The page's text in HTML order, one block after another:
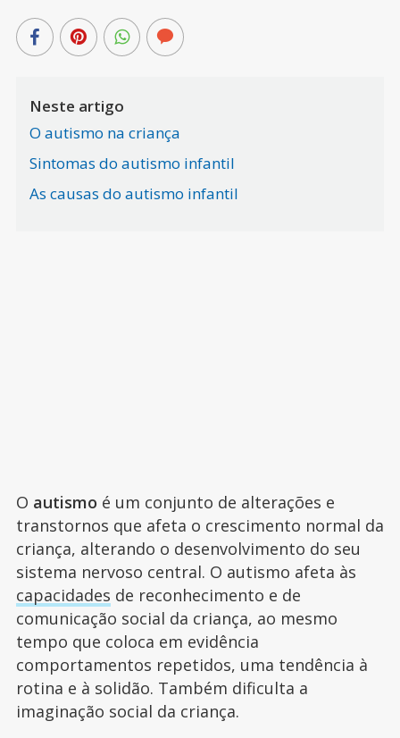
Neste artigo
O autismo na criança
Sintomas do autismo infantil
As causas do autismo infantil
O autismo é um conjunto de alterações e
transtornos que afeta o crescimento normal da
criança, alterando o desenvolvimento do seu
sistema nervoso central. O autismo afeta às
capacidades de reconhecimento e de
comunicação social da criança, ao mesmo
tempo que coloca em evidência
comportamentos repetidos, uma tendência à
rotina e à solidão. Também dificulta a
imaginação social da criança.